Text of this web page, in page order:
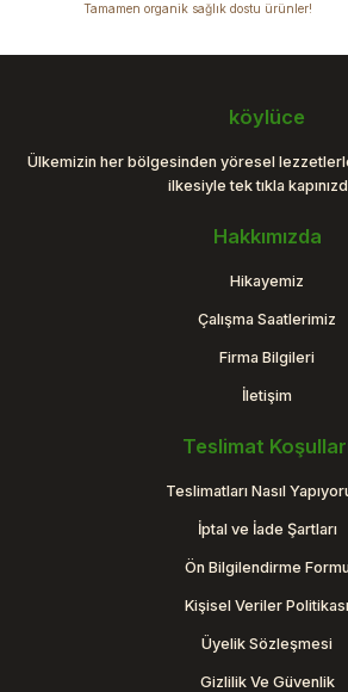
Tamamen organik sağlık dostu ürünler!
köylüce
Ülkemizin her bölgesinden yöresel
ilkesiyle tek tıkla
Hakkımızda
Hikayemiz
Çalışma Saatlerimiz
Firma Bilgileri
İletişim
Teslimat
Teslimatları Nasıl
İptal ve İade Şartları
Ön Bilgilendirme Formu
Kişisel Veriler Politikası
Üyelik Sözleşmesi
Gizlilik Ve Güvenlik